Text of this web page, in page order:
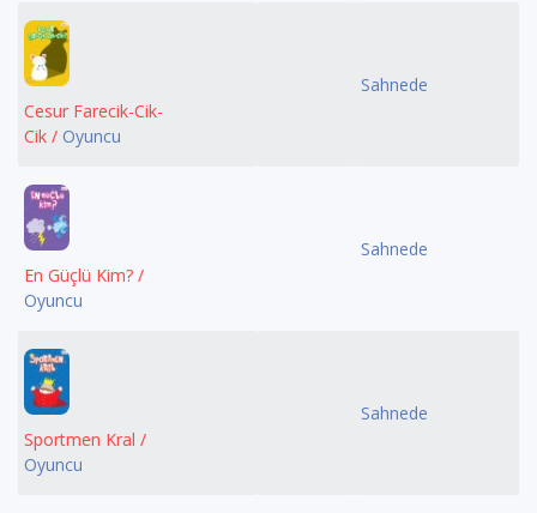
Cesur Farecik-Cik-
Cik / Oyuncu
Sahnede
En Güçlü Kim? /
Oyuncu
Sahnede
Sportmen Kral /
Oyuncu
Sahnede